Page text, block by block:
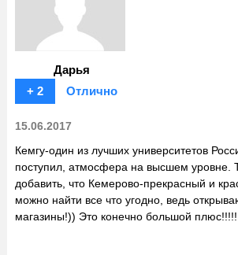
Дарья
+ 2
Отлично
15.06.2017
Кемгу-один из лучших университетов
поступил, атмосфера на высшем уровне.
добавить, что Кемерово-прекрасный и
можно найти все что угодно, ведь
магазины!)) Это конечно большой плюс!!!!!